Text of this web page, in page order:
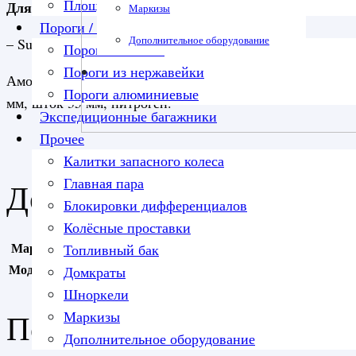
Маркизы
Дополнительное оборудование
Площадка под лебедку
Пороги / подножки
Пороги силовые
Пороги из нержавейки
Пороги алюминиевые
Экспедиционные багажники
Прочее
Калитки запасного колеса
Главная пара
Блокировки дифференциалов
Колёсные проставки
Топливный бак
Домкраты
Шноркели
Маркизы
Дополнительное оборудование
Для автомобилей:
– Suzuki Jimny III 1998-2018 г.в.
Амортизатор газовый передний Tough Dog SUZUKI
мм, шток 35 мм, нитроген.
Детали
Марка авто Suzuki
Модель автоSuzuki Jimny
Похожие